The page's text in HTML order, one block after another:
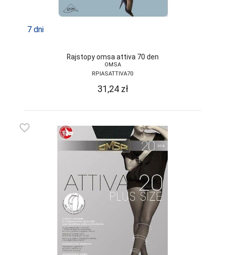
FUNNY-DAY
GAJATEX
GIULIA
GOLDEN LADY
GONA
GORSENIA
GORTEKS
GRACYA
GRAMARK
7 dni
Rajstopy omsa attiva 70 den
OMSA
RPIASATTIVA70
31,24 zł
favorite_border